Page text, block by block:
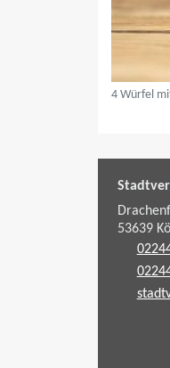
4 Würfel
53639